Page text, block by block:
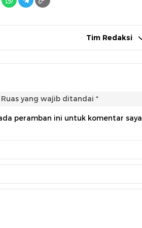
Tim Redaksi
Ruas yang wajib ditandai *
peramban ini untuk komentar saya